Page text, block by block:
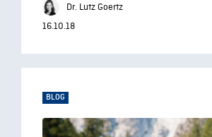
Dr. Lutz Goertz
16.10.18
BLOG